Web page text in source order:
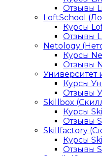
Отзывы
LoftSchool
Курсы
Отзывы
Netology
Курсы
Отзывы
Университет
Курсы
Отзывы
Skillbox
Курсы
Отзывы
Skillfactory
Курсы
Отзывы